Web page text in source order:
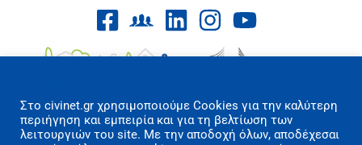
Στo civinet.gr χρησιμοποιούμε Cookies για την καλύτερη
περιήγηση και εμπειρία και για τη βελτίωση των
λειτουργιών του site. Με την αποδοχή όλων, αποδέχεσαι